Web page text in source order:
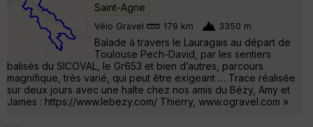
Saint-Agne
Vélo Gravel 179 km 3350 m
Balade à travers le Lauragais au départ de
Toulouse Pech-David, par les sentiers
balisés du SICOVAL, le Gr653 et bien d’autres, parcours
magnifique, très varié, qui peut être exigeant … Trace réalisée
sur deux jours avec une halte chez nos amis du Bézy, Amy et
James : https://www.lebezy.com/ Thierry, www.ogravel.com »